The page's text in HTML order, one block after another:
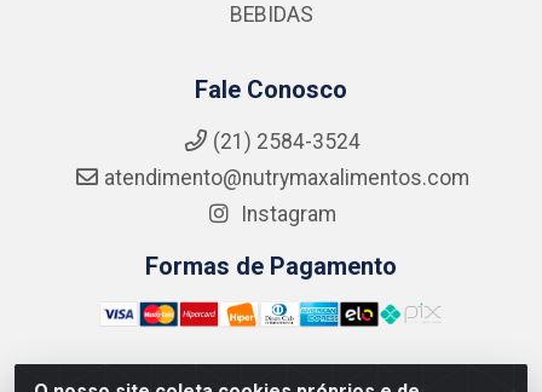
BEBIDAS
Fale Conosco
(21) 2584-3524
atendimento@nutrymaxalimentos.com
Instagram
Formas de Pagamento